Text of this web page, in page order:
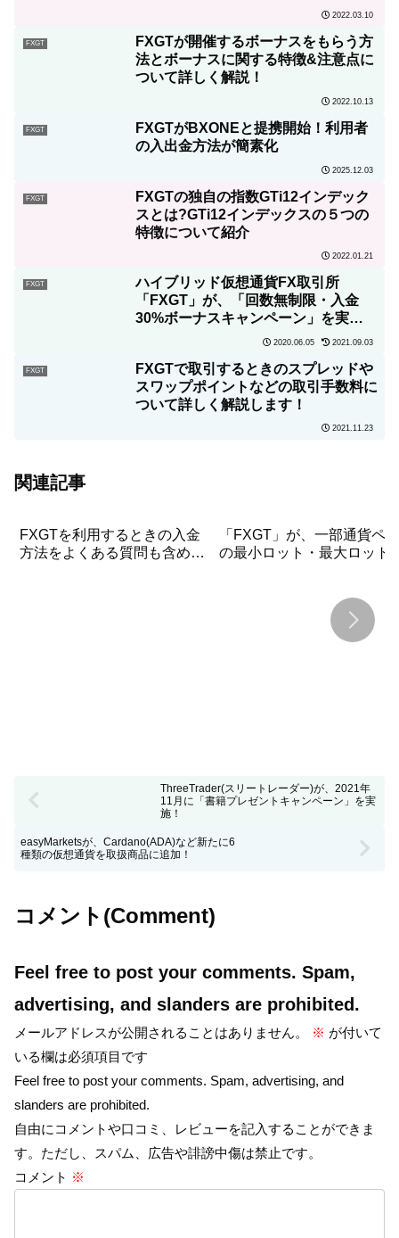
2022.03.10
FXGT
FXGTが開催するボーナスをもらう方
法とボーナスに関する特徴&注意点に
ついて詳しく解説！
2022.10.13
FXGT
FXGTがBXONEと提携開始！利用者
の入出金方法が簡素化
2025.12.03
FXGT
FXGTの独自の指数GTi12インデック
スとは?GTi12インデックスの５つの
特徴について紹介
2022.01.21
FXGT
ハイブリッド仮想通貨FX取引所
「FXGT」が、「回数無制限・入金
30%ボーナスキャンペーン」を実
2020.06.05 2021.09.03
FXGT
FXGTで取引するときのスプレッドや
スワップポイントなどの取引手数料に
ついて詳しく解説します！
2021.11.23
関連記事
FXGTを利用するときの入金
方法をよくある質問も含めて
「FXGT」が、一部通貨ペア
の最小ロット・最大ロット
ThreeTrader(スリートレーダー)が、2021年
11月に「書籍プレゼントキャンペーン」を実
施！
easyMarketsが、Cardano(ADA)など新たに6
種類の仮想通貨を取扱商品に追加！
コメント(Comment)
Feel free to post your comments. Spam,
advertising, and slanders are prohibited.
メールアドレスが公開されることはありません。 ※ が付いて
いる欄は必須項目です
Feel free to post your comments. Spam, advertising, and
slanders are prohibited.
自由にコメントや口コミ、レビューを記入することができま
す。ただし、スパム、広告や誹謗中傷は禁止です。
コメント ※